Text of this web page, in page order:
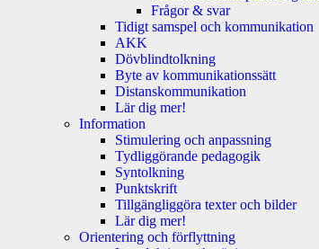
Frågor & svar
Tidigt samspel och kommunikation
AKK
Dövblindtolkning
Byte av kommunikationssätt
Distanskommunikation
Lär dig mer!
Information
Stimulering och anpassning
Tydliggörande pedagogik
Syntolkning
Punktskrift
Tillgängliggöra texter och bilder
Lär dig mer!
Orientering och förflyttning